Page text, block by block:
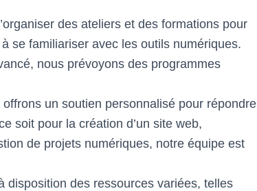
des ateliers et des formations pour
se familiariser avec les outils numériques.
nous prévoyons des programmes
offrons un soutien personnalisé pour répondre
soit pour la création d’un site web,
de projets numériques, notre équipe est
disposition des ressources variées, telles